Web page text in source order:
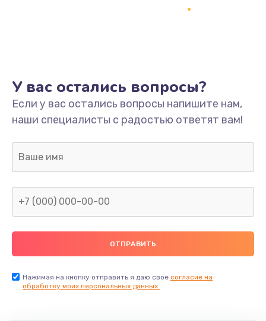
Не включается
1400 руб.
Заказать
Нет звука
800 руб.
Не видит флешку
400 руб.
Заказать
У вас остались вопросы?
Если у вас остались вопросы напишите нам,
наши специалисты с радостью ответят вам!
Нажимая на кнопку отправить я даю свое согласие на
обработку моих персональных данных.